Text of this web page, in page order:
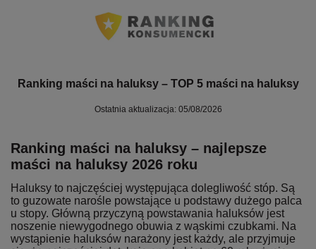
Ranking maści na haluksy – TOP 5 maści na haluksy
Ostatnia aktualizacja: 05/08/2026
Ranking maści na haluksy – najlepsze
maści na haluksy 2026 roku
Haluksy to najczęściej występująca dolegliwość stóp. Są
to guzowate narośle powstające u podstawy dużego palca
u stopy. Główną przyczyną powstawania haluksów jest
noszenie niewygodnego obuwia z wąskimi czubkami. Na
wystąpienie haluksów narażony jest każdy, ale przyjmuje